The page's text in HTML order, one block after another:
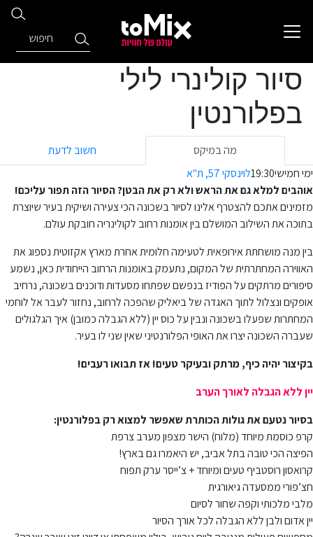
סיור קולינרי לילי
בפלורנטין
מה במיקס
חשוב לדעת
ימי חמישי19:30לוינסקי 57, ת"א
אוהבים למלא גם את הראש ולא רק את הבטן? הסיור הזה תפור עליכם!
מזמינים אתכם להצטרף אלינו לסיור בשכונה הכי צעירה ושיקית בעיר שיוצרת
בתוכה את השילוב המושלם בין אומנות רחוב לקולינריה חובקת עולם.
בין מנה מושחתת אירופאית לטעימה חלומית אחרת מארץ אקזוטית נספוג את
האווירה המחתרתית של המקום, נתעמק באומנות הרחוב הייחודית כאן, נשמע
סיפורים מרתקים על הפודיז בנפשם שפתחו מסעדות ודוכנים בשכונה, נרחיב
אופקים ונצלול לתוך האגדה של ביאליק שהפכה לרחוב, נחזור לעבר אל לוחמי
המחתרות שפעלו בשכונה ונבין על כוס יין (ללא הגבלה כמובן) איך הגלגולים
שעברה השכונה יצרו את האופי הפלורנטיני שאין שני לו בעיר.
בקיצור יהיה כיף, מרתק ובעיקר טעים! אז תבואו רעבים!
יין ללא הגבלה לאורך הערב
בסיור נטעם את גולות הכותרת שאפשר למצוא רק בפלורנטין:
קרפ כוסמת מיוחד (מלוח) הישר מצפון מערב צרפת
הפיצה הכי טובה בתל אביב, יש היאמרו גם בארץ!
קרואסון רוסטביף טעים ומיוחד + צ’ייסר ערק תפוח
חצ’פורי ממסעדה גיאורגית
מלבי מלכותי וקפה שחור לסיום
יין אדום ולבן ללא הגבלה לכל אורך הסיור